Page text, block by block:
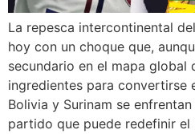
La repesca intercontinental
hoy con un choque que,
secundario en el mapa
ingredientes para convertirse
Bolivia y Surinam se
partido que puede redefinir el